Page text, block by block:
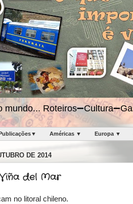
mundo...
Américas ▼ Europa ▼
DE 2014
del Mar
no litoral chileno.